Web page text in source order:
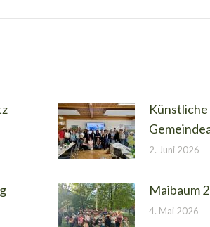
2. Juni 2026
Maibaum
4. Mai 2026